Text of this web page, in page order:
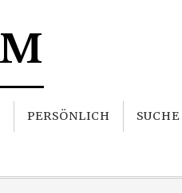
PERSÖNLICH SUCHE